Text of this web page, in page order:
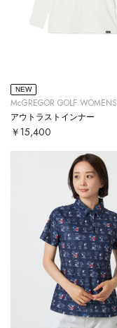
NEW
McGREGOR GOLF WOMENS
アウトラストインナー
￥15,400